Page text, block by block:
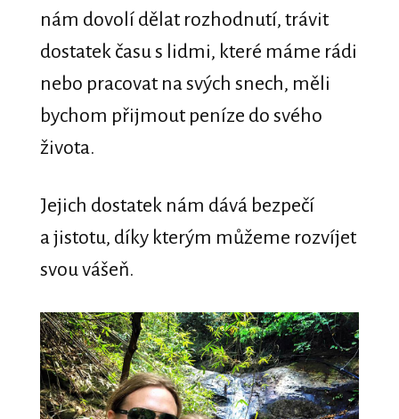
nám dovolí dělat rozhodnutí, trávit
dostatek času s lidmi, které máme rádi
nebo pracovat na svých snech, měli
bychom přijmout peníze do svého
života.
Jejich dostatek nám dává bezpečí
a jistotu, díky kterým můžeme rozvíjet
svou vášeň.